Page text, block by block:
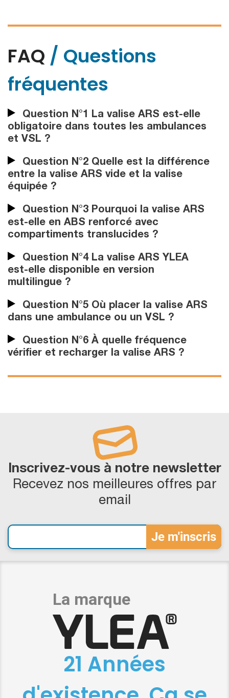
FAQ / Questions
fréquentes
Question N°1 La valise ARS est-elle
obligatoire dans toutes les ambulances
et VSL ?
Question N°2 Quelle est la différence
entre la valise ARS vide et la valise
équipée ?
Question N°3 Pourquoi la valise ARS
est-elle en ABS renforcé avec
compartiments translucides ?
Question N°4 La valise ARS YLEA
est-elle disponible en version
multilingue ?
Question N°5 Où placer la valise ARS
dans une ambulance ou un VSL ?
Question N°6 À quelle fréquence
vérifier et recharger la valise ARS ?
Inscrivez-vous à notre newsletter
Recevez nos meilleures offres par
email
21 Années